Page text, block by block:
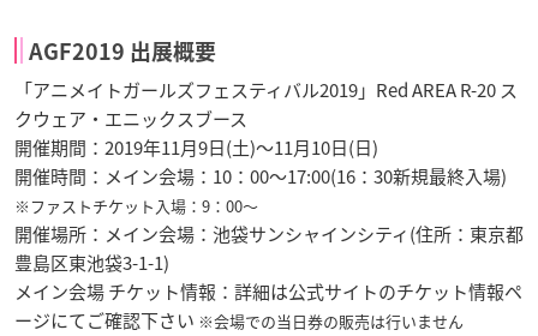
AGF2019 出展概要
「アニメイトガールズフェスティバル2019」Red AREA R-20 ス
クウェア・エニックスブース
開催期間：2019年11月9日(土)～11月10日(日)
開催時間：メイン会場：10：00～17:00(16：30新規最終入場)
※ファストチケット入場：9：00～
開催場所：メイン会場：池袋サンシャインシティ(住所：東京都
豊島区東池袋3-1-1)
メイン会場 チケット情報：詳細は公式サイトのチケット情報ペ
ージにてご確認下さい ※会場での当日券の販売は行いません